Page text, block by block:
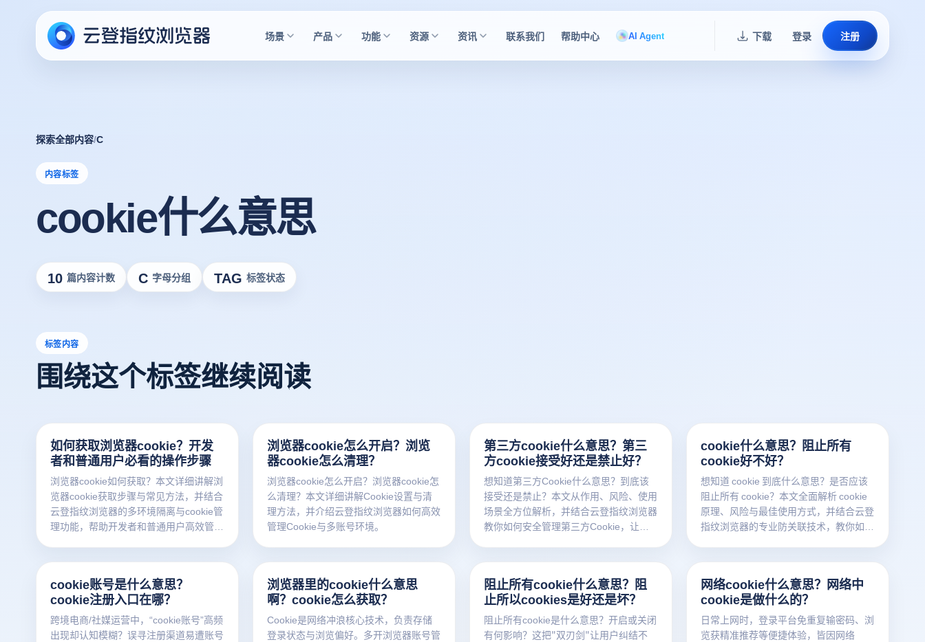
场景 产品 功能 资源 资讯 联系我们 帮助中心 AI Agent 下载 登录 注册
探索全部内容/C
内容标签
cookie什么意思
10 篇内容计数 C 字母分组 TAG 标签状态
标签内容
围绕这个标签继续阅读
如何获取浏览器cookie？开发
者和普通用户必看的操作步骤
浏览器cookie如何获取？本文详细讲解浏
览器cookie获取步骤与常见方法，并结合
云登指纹浏览器的多环境隔离与cookie管
理功能，帮助开发者和普通用户高效管理
浏览器cookie怎么开启？浏览
器cookie怎么清理？
浏览器cookie怎么开启？浏览器cookie怎
么清理？本文详细讲解Cookie设置与清
理方法，并介绍云登指纹浏览器如何高效
管理Cookie与多账号环境。
第三方cookie什么意思？第三
方cookie接受好还是禁止好？
想知道第三方Cookie什么意思？到底该
接受还是禁止？本文从作用、风险、使用
场景全方位解析，并结合云登指纹浏览器
教你如何安全管理第三方Cookie，让多
cookie什么意思？阻止所有
cookie好不好？
想知道 cookie 到底什么意思？是否应该
阻止所有 cookie？本文全面解析 cookie
原理、风险与最佳使用方式，并结合云登
指纹浏览器的专业防关联技术，教你如何
cookie账号是什么意思？
cookie注册入口在哪？
跨境电商/社媒运营中，“cookie账号”高频
出现却认知模糊？误寻注册渠道易遭账号
浏览器里的cookie什么意思
啊？cookie怎么获取？
Cookie是网络冲浪核心技术，负责存储
登录状态与浏览偏好。多开浏览器账号管
阻止所有cookie什么意思？阻
止所以cookies是好还是坏？
阻止所有cookie是什么意思？开启或关闭
有何影响？这把"双刃剑"让用户纠结不
网络cookie什么意思？网络中
cookie是做什么的？
日常上网时，登录平台免重复输密码、浏
览获精准推荐等便捷体验，皆因网络